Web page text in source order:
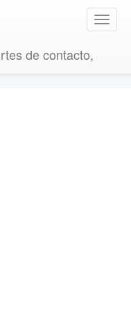
T
o
de contacto,